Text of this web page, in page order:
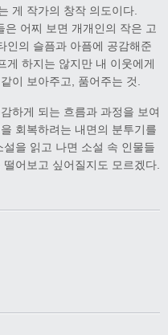
게 작가의 창작 의도이다.
은 어찌 보면 개개인의 작은 고
인의 슬픔과 아픔에 공감해준
게 하지는 않지만 내 이웃에게
이 보아주고, 품어주는 것.
하게 되는 흐름과 과정을 보여
회복하려는 내면의 분투기를
을 읽고 나면 소설 속 인물들
어보고 싶어질지도 모르겠다.